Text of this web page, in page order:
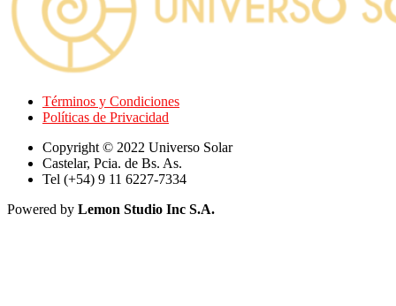
Términos y Condiciones
Políticas de Privacidad
Copyright © 2022 Universo Solar
Castelar, Pcia. de Bs. As.
Tel (+54) 9 11 6227-7334
Powered by Lemon Studio Inc S.A.